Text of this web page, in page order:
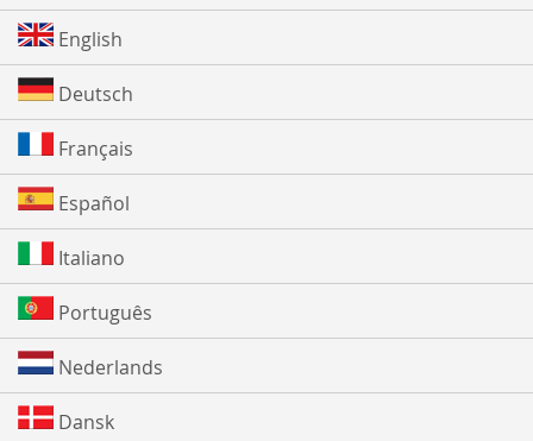
English
Deutsch
Français
Español
Italiano
Português
Nederlands
Dansk